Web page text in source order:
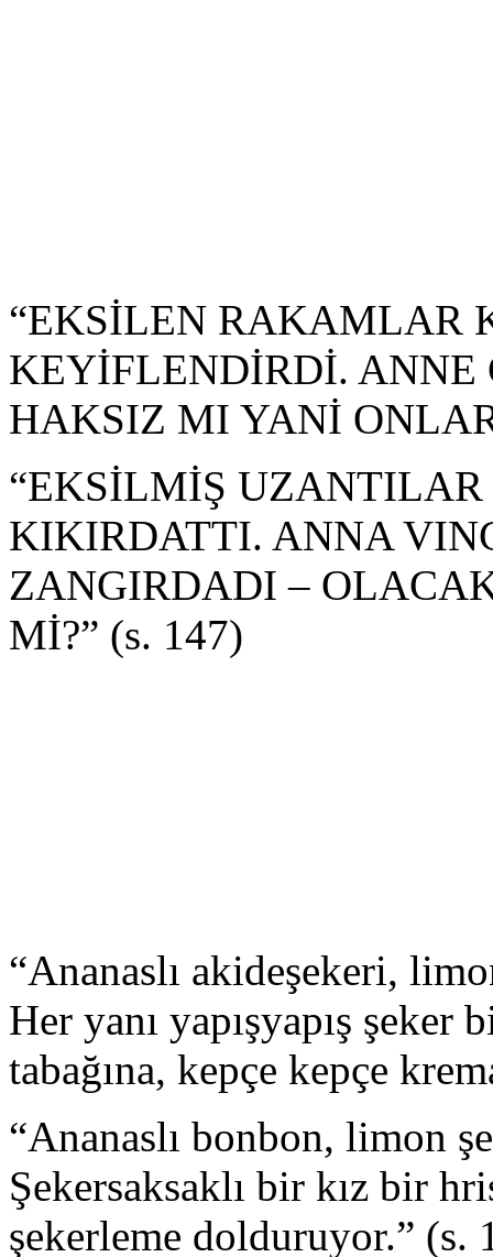
“EKSİLEN RAKAMLAR
KEYİFLENDİRDİ.
HAKSIZ MI YANİ
“EKSİLMİŞ
KIKIRDATTI. ANNA
ZANGIRDADI –
Mİ?” (s. 147)
“Ananaslı akideşekeri,
Her yanı yapışyapış
tabağına, kepçe kepçe
“Ananaslı bonbon, limon
Şekersaksaklı bir kız bir
şekerleme dolduruyor.” (s.